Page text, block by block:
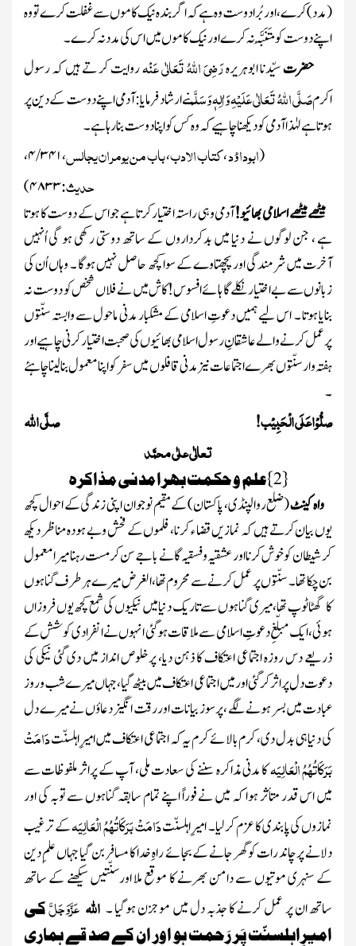
(مدد)کرے ، اور بُرا دوست وہ ہے کہ اگر بندہ نیک کاموں سے غفلت کرے تو وہ
اپنے دوست کو مُتَنَبَّہ نہ کرے اور نیک کاموں میں اس کی مدد نہ کرے ۔
حضرتسیّدنا ابوہریرہرَضِیَ اللّٰہُ تَعَالٰی عَنْہروایت کر تے ہیں کہ رسول
اکرمصَلَّی اللّٰہُ تَعَالٰی عَلَیْہِ وَاٰلِہٖ وَسَلَّمنے ارشاد فرمایا: آدمی اپنے دوست کے دین پر
ہوتا ہے لہٰذا آدمی کو دیکھنا چاہیے کہ وہ کس کو اپنا دوست بنا رہا ہے ۔
(ابوداؤد،کتاب الادب،باب من یومر ان یجالس،۴/۳۴۱،
حدیث:۴۸۳۳)
میٹھے میٹھے اسلامی بھائیو!آدمی وہی راستہ اختیار کرتا ہے جو اس کے دوست کا ہوتا
ہے ، جن لوگوں نے دنیا میں بدکرداروں کے ساتھ دوستی رکھی ہو گی اُنہیں
آخرت میں شرمندگی اور پچھتاوے کے سوا کچھ حاصل نہیں ہوگا ۔ وہاں اُن کی
زبانوں سے بے اختیار نکلے گا ہائے افسوس!کاش میں نے فلاں شخص کو دوست نہ
بنایا ہوتا ۔ اس لیے ہمیں دعوتِ اسلامی کے مشکبار مدنی ماحول سے وابستہ سنّتوں
پرعمل کرنے والے عاشقانِ رسول اسلامی بھائیوں کی صحبت اختیار کرنی چاہیے اور
ہفتہ وار سنّتوں بھرے اجتماعات نیز مدنی قافلوں میں سفر کو اپنا معمول بنا لینا چاہئے
۔
صلُّوْاعَلَی الْحَبِیْب!
صلَّی اللّٰہ
تعالٰی علٰی محمَّد
{
2
}علم و حکمت بھرا مدنی مذاکرہ
واہ کینٹ(ضلع روالپنڈی، پاکستان)کے مقیم نوجوان اپنی زندگی کے احوال کچھ
یوں بیان کرتے ہیں کہ نمازیں قضا ء کرنا، فلموں کے فحش وبے ہودہ مناظر دیکھ
کر شیطان کو خوش کرنا اور عشقیہ وفسقیہ گانے باجے سن کرمست رہنا میرا معمول
بن چکا تھا ۔ سنّتوں پر عمل کرنے سے محروم تھا، الغرض میرے ہر طرف گناہوں
کا گھٹا ٹوپ تھا، میری گناہوں سے تاریک دنیا میں نیکیوں کی شمع کچھ یوں فروزاں
ہوئی، ایک مبلّغِ دعوتِ اسلامی سے ملاقات ہو گئی انہوں نے انفرادی کوشش کے
ذریعے دس روزہ اجتماعی اعتکاف کا ذہن دیا، پرخلوص انداز میں دی گئی نیکی کی
دعوت دل پر اثرکرگئی اور میں اجتماعی اعتکاف میں بیٹھ گیا، جہاں میرے شب وروز
عبادت میں بسر ہونے لگے ، پرسوز بیانات اور رقت انگیز دعاؤں نے میرے دل
کی دنیا ہی بدل دی، کرم بالائے کرم یہ کہ اجتماعی اعتکاف میں امیرِاہلسنّتدَامَتْ
بَرَکَاتُہُمُ الْعَالِیَہکا مدنی مذاکرہ سننے کی سعادت ملی، آپ کے پراثر ملفوظات سے
میں اس قدر متأثر ہوا کہ میں نے فوراً اپنے تمام سابقہ گناہوں سے توبہ کی اور
نمازوں کی پابندی کا عزم کرلیا ۔ امیرِ اہلسنّتدَامَتْ بَرَکَاتُہُمُ الْعَالِیَہکے ترغیب
دلانے پر چاند رات کو گھر جانے کے بجائے راہِ خدا کا مسافر بن گیا جہاں علمِ دین
کے سنہری موتیوں سے دامن بھرنے کا موقع ملا اورسنّتیں سیکھنے کے ساتھ
ساتھ ان پر عمل کرنے کا جذبہ دل میں موجزن ہوگیا ۔ اللّٰہ عَزَّوَجَلَّکی
امیرِاہلسنّت پَر رَحمت ہو اور ان کے صد قے ہماری